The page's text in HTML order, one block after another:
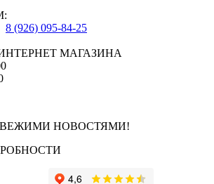
8 (926) 095-84-25
МАГАЗИНА
НОВОСТЯМИ!